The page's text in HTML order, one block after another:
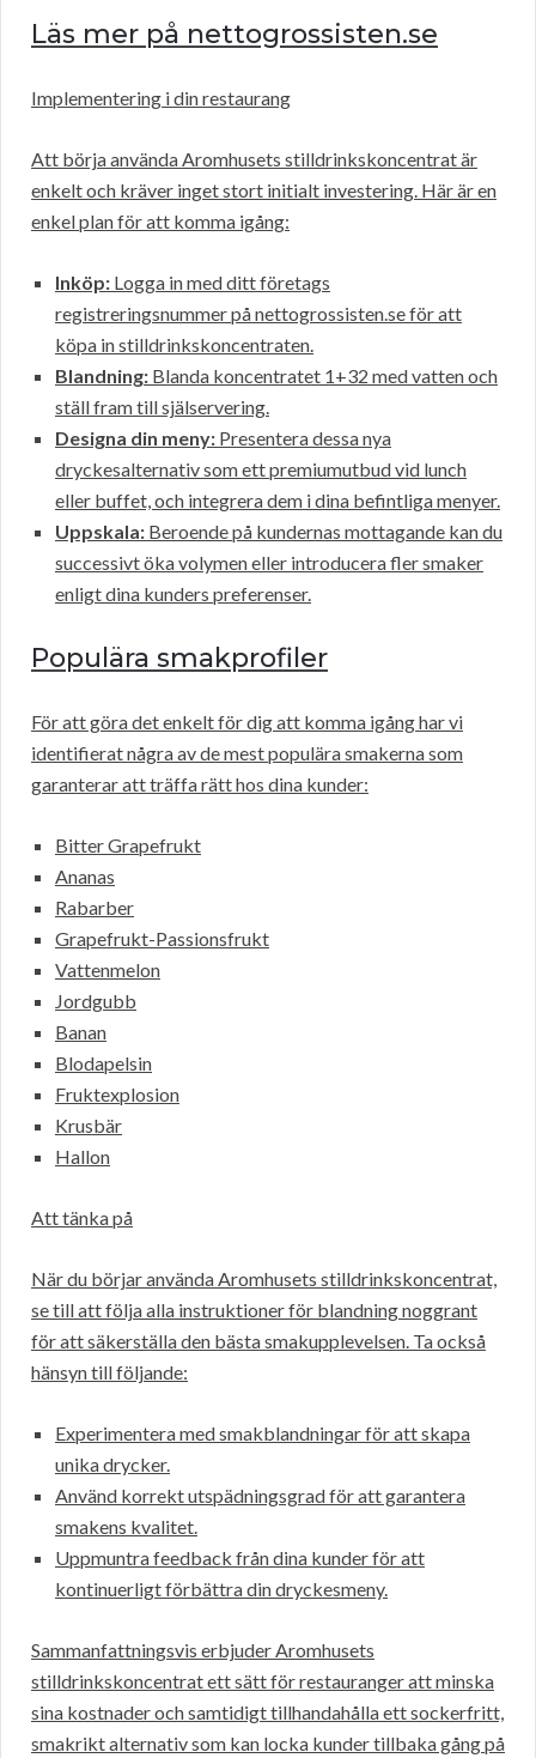
Läs mer på nettogrossisten.se
Implementering i din restaurang
Att börja använda Aromhusets stilldrinkskoncentrat är
enkelt och kräver inget stort initialt investering. Här är en
enkel plan för att komma igång:
Inköp: Logga in med ditt företags
registreringsnummer på nettogrossisten.se för att
köpa in stilldrinkskoncentraten.
Blandning: Blanda koncentratet 1+32 med vatten och
ställ fram till själservering.
Designa din meny: Presentera dessa nya
dryckesalternativ som ett premiumutbud vid lunch
eller buffet, och integrera dem i dina befintliga menyer.
Uppskala: Beroende på kundernas mottagande kan du
successivt öka volymen eller introducera fler smaker
enligt dina kunders preferenser.
Populära smakprofiler
För att göra det enkelt för dig att komma igång har vi
identifierat några av de mest populära smakerna som
garanterar att träffa rätt hos dina kunder:
Bitter Grapefrukt
Ananas
Rabarber
Grapefrukt-Passionsfrukt
Vattenmelon
Jordgubb
Banan
Blodapelsin
Fruktexplosion
Krusbär
Hallon
Att tänka på
När du börjar använda Aromhusets stilldrinkskoncentrat,
se till att följa alla instruktioner för blandning noggrant
för att säkerställa den bästa smakupplevelsen. Ta också
hänsyn till följande:
Experimentera med smakblandningar för att skapa
unika drycker.
Använd korrekt utspädningsgrad för att garantera
smakens kvalitet.
Uppmuntra feedback från dina kunder för att
kontinuerligt förbättra din dryckesmeny.
Sammanfattningsvis erbjuder Aromhusets
stilldrinkskoncentrat ett sätt för restauranger att minska
sina kostnader och samtidigt tillhandahålla ett sockerfritt,
smakrikt alternativ som kan locka kunder tillbaka gång på